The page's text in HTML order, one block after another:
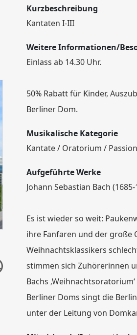
Kurzbeschreibung
Kantaten I-III
Weitere Informationen/
Einlass ab 14.30 Uhr.
50% Rabatt für Kinder,
Berliner Dom.
Musikalische Kategorie
Kantate / Oratorium /
Aufgeführte Werke
Johann Sebastian Bach
Es ist wieder so weit:
ihre Fanfaren und der
Weihnachtsklassikers
stimmen sich Zuhörerinnen
Bachs
Berliner Doms singt die
unter der Leitung von